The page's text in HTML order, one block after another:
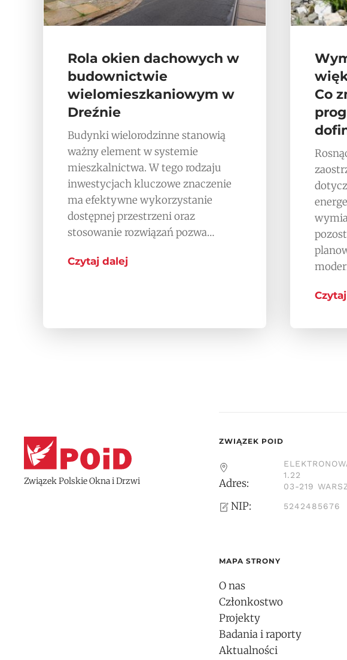
Rola okien dachowych w
budownictwie
wielomieszkaniowym w
Dreźnie
Budynki wielorodzinne stanowią
ważny element w systemie
mieszkalnictwa. W tego rodzaju
inwestycjach kluczowe znaczenie
ma efektywne wykorzystanie
dostępnej przestrzeni oraz
stosowanie rozwiązań pozwa…
Czytaj dalej
Co
Związek Polskie Okna i Drzwi
ZWIĄZEK POID
Adres:
1.22
03-219
NIP: 5242485676
MAPA STRONY
O nas
Członkostwo
Projekty
Badania i raporty
Aktualności